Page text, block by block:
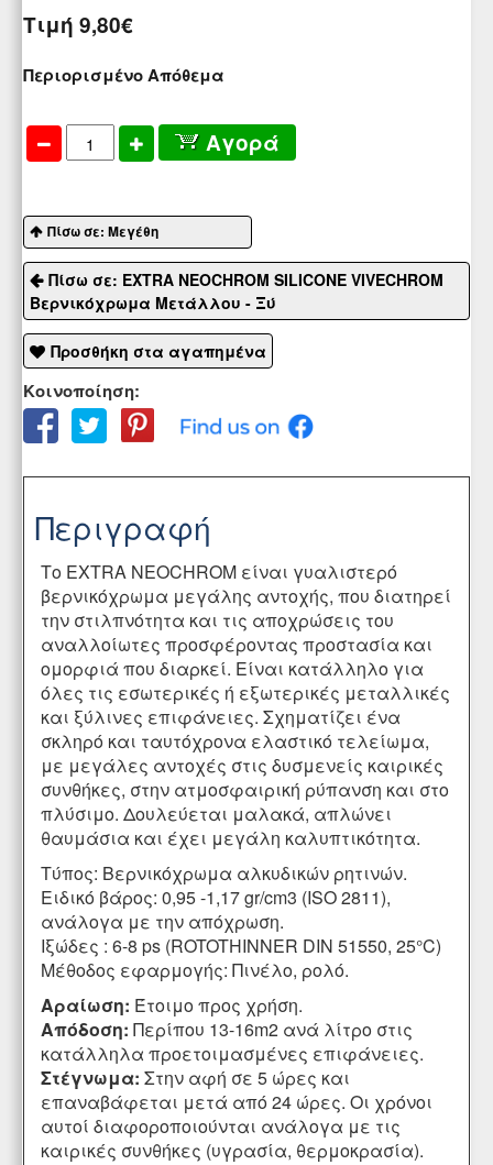
Τιμή 9,80€
Περιορισμένο Απόθεμα
Αγορά
Πίσω σε: Μεγέθη
Πίσω σε: EXTRA NEOCHROM SILICONE VIVECHROM
Βερνικόχρωμα Μετάλλου - Ξύ
Προσθήκη στα αγαπημένα
Κοινοποίηση:
Περιγραφή
Το EXTRA NEOCHROM είναι γυαλιστερό
βερνικόχρωμα μεγάλης αντοχής, που διατηρεί
την στιλπνότητα και τις αποχρώσεις του
αναλλοίωτες προσφέροντας προστασία και
ομορφιά που διαρκεί. Είναι κατάλληλο για
όλες τις εσωτερικές ή εξωτερικές μεταλλικές
και ξύλινες επιφάνειες. Σχηματίζει ένα
σκληρό και ταυτόχρονα ελαστικό τελείωμα,
με μεγάλες αντοχές στις δυσμενείς καιρικές
συνθήκες, στην ατμοσφαιρική ρύπανση και στο
πλύσιμο. Δουλεύεται μαλακά, απλώνει
θαυμάσια και έχει μεγάλη καλυπτικότητα.
Τύπος: Βερνικόχρωμα αλκυδικών ρητινών.
Ειδικό βάρος: 0,95 -1,17 gr/cm3 (ISO 2811),
ανάλογα με την απόχρωση.
Ιξώδες : 6-8 ps (ROTOTHINNER DIN 51550, 25°C)
Μέθοδος εφαρμογής: Πινέλο, ρολό.
Αραίωση: Έτοιμο προς χρήση.
Απόδοση: Περίπου 13-16m2 ανά λίτρο στις
κατάλληλα προετοιμασμένες επιφάνειες.
Στέγνωμα: Στην αφή σε 5 ώρες και
επαναβάφεται μετά από 24 ώρες. Οι χρόνοι
αυτοί διαφοροποιούνται ανάλογα με τις
καιρικές συνθήκες (υγρασία, θερμοκρασία).